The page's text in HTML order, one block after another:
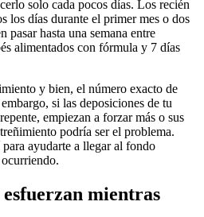
solo cada pocos días. Los recién
los días durante el primer mes o dos
pasar hasta una semana entre
alimentados con fórmula y 7 días
y bien, el número exacto de
si las deposiciones de tu
empiezan a forzar más o sus
podría ser el problema.
ayudarte a llegar al fondo
esfuerzan mientras